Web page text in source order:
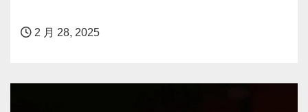
2 月 28, 2025